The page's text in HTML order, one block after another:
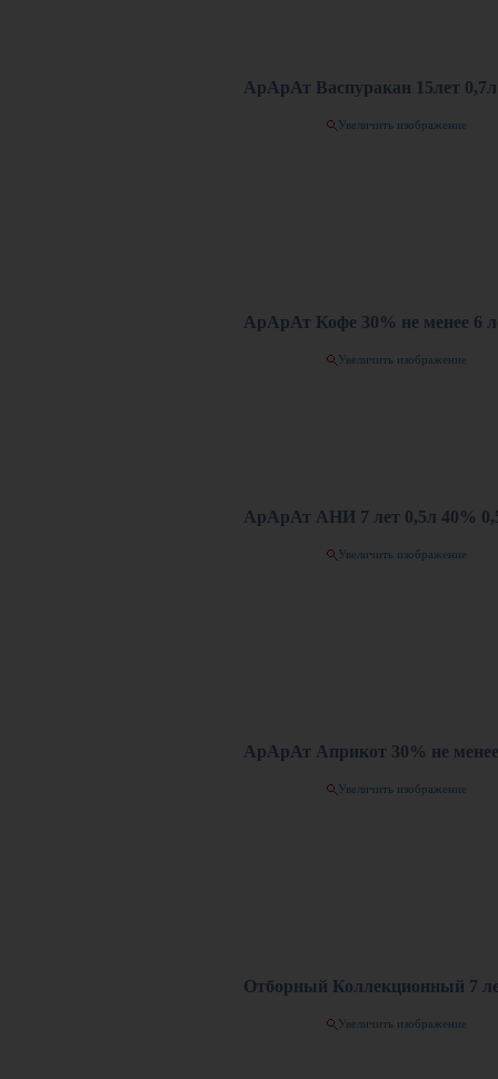
АрАрАт Васпуракан 15лет
Увеличить изображение
АрАрАт Кофе 30% не менее 6
Увеличить изображение
АрАрАт АНИ 7 лет 0,5л 40%
Увеличить изображение
АрАрАт Априкот 30% не менее
Увеличить изображение
Отборный Коллекционный 7
Увеличить изображение